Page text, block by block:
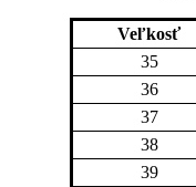
Veľkosť
35
36
37
38
39